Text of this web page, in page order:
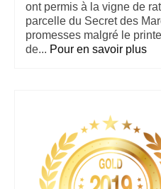
ont permis à la vigne de
parcelle du Secret des
promesses malgré le
de... Pour en savoir plus